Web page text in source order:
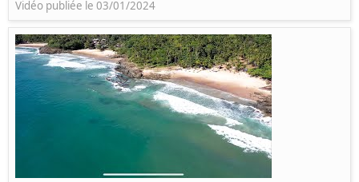
Vidéo publiée le 03/01/2024